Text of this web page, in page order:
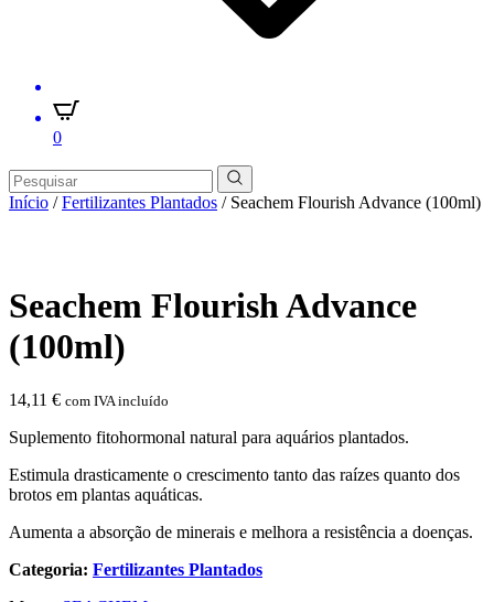
0
Início /Fertilizantes Plantados / Seachem Flourish Advance (100ml)
Seachem Flourish Advance
(100ml)
14,11 € com IVA incluído
Suplemento fitohormonal natural para aquários plantados.
Estimula drasticamente o crescimento tanto das raízes quanto dos
brotos em plantas aquáticas.
Aumenta a absorção de minerais e melhora a resistência a doenças.
Categoria: Fertilizantes Plantados